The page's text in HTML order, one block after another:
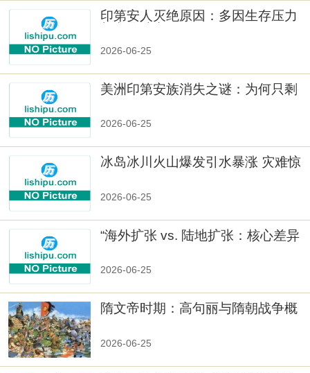
印第安人灭绝原因：多因生存压力
2026-06-25
美洲印第安族消失之谜：为何只剩
2026-06-25
冰岛冰川火山爆发引水暴涨 灾难惊
2026-06-25
“海外扩张 vs. 陆地扩张：核心差异
2026-06-25
隋文帝时期：高句丽与隋朝战争概
2026-06-25